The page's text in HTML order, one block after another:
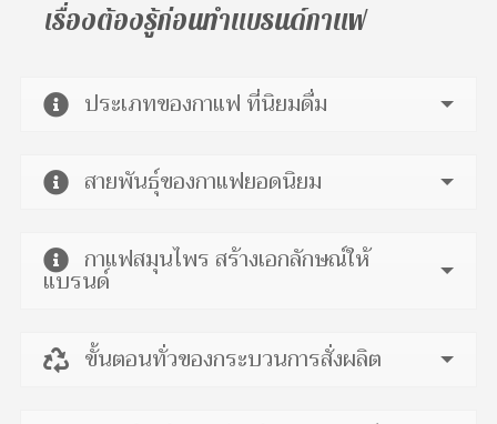
เรื่องต้องรู้ก่อนทำแบรนด์กาแฟ
ประเภทของกาแฟ ที่นิยมดื่ม
สายพันธุ์ของกาแฟยอดนิยม
กาแฟสมุนไพร สร้างเอกลักษณ์ให้
แบรนด์
ขั้นตอนทั่วของกระบวนการสั่งผลิต